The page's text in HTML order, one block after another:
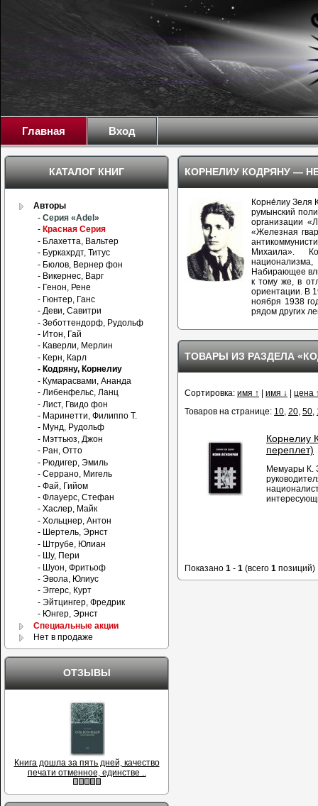
Главная Вход
КОРНЕЛИУ КОДРЯНУ —
Корне́лиу Зеля
румынский
организации
«Железная
Михаила».
Набирающее
к тому же, в
ориентации. В
ноября 1938
рядом других
ТОВАРЫ ИЗ РАЗДЕЛА
Сортировка: имя ↑ имя ↓
цена
Товаров на странице: 10, 20, 50,
Корнелиу
переплет)
Мемуары К.
Показано 1 - 1 (всего 1 позиций)
КАТАЛОГ КНИГ
Авторы
-Серия «Adel»
- Красная Серия
- Блахетта, Вальтер
- Буркахрдт, Титус
- Бюлов, Вернер фон
- Викернес, Варг
- Генон, Рене
- Гюнтер, Ганс
- Деви, Савитри
- Зеботтендорф, Рудольф
- Итон, Гай
- Каверли, Мерлин
- Керн, Карл
- Кодряну, Корнелиу
- Кумарасвами, Ананда
- Либенфельс, Ланц
- Лист, Гвидо фон
- Маринетти, Филиппо Т.
- Мунд, Рудольф
- Мэттьюз, Джон
- Ран, Отто
- Рюдигер, Эмиль
- Серрано, Мигель
- Фай, Гийом
- Флауерс, Стефан
- Хаслер, Майк
- Хольцнер, Антон
- Шертель, Эрнст
- Штрубе, Юлиан
- Шу, Пери
- Шуон, Фритьоф
- Эвола, Юлиус
- Эггерс, Курт
- Эйтцингер, Фредрик
- Юнгер, Эрнст
Специальные акции
Нет в продаже
ОТЗЫВЫ
Книга дошла за пять дней, качество
печати отменное, единстве ..